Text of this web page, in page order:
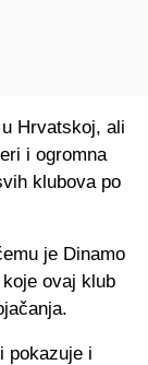
Hrvatskoj, ali
i ogromna
klubova po
je Dinamo
ovaj klub
pokazuje i